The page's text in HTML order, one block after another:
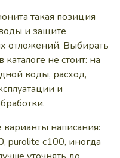
такая позиция
и защите
отложений. Выбирать
не стоит: на
воды, расход,
и
варианты написания:
purolite c100, иногда